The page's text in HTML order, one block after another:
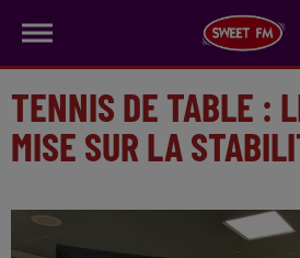
TENNIS DE TABLE :
MISE SUR LA